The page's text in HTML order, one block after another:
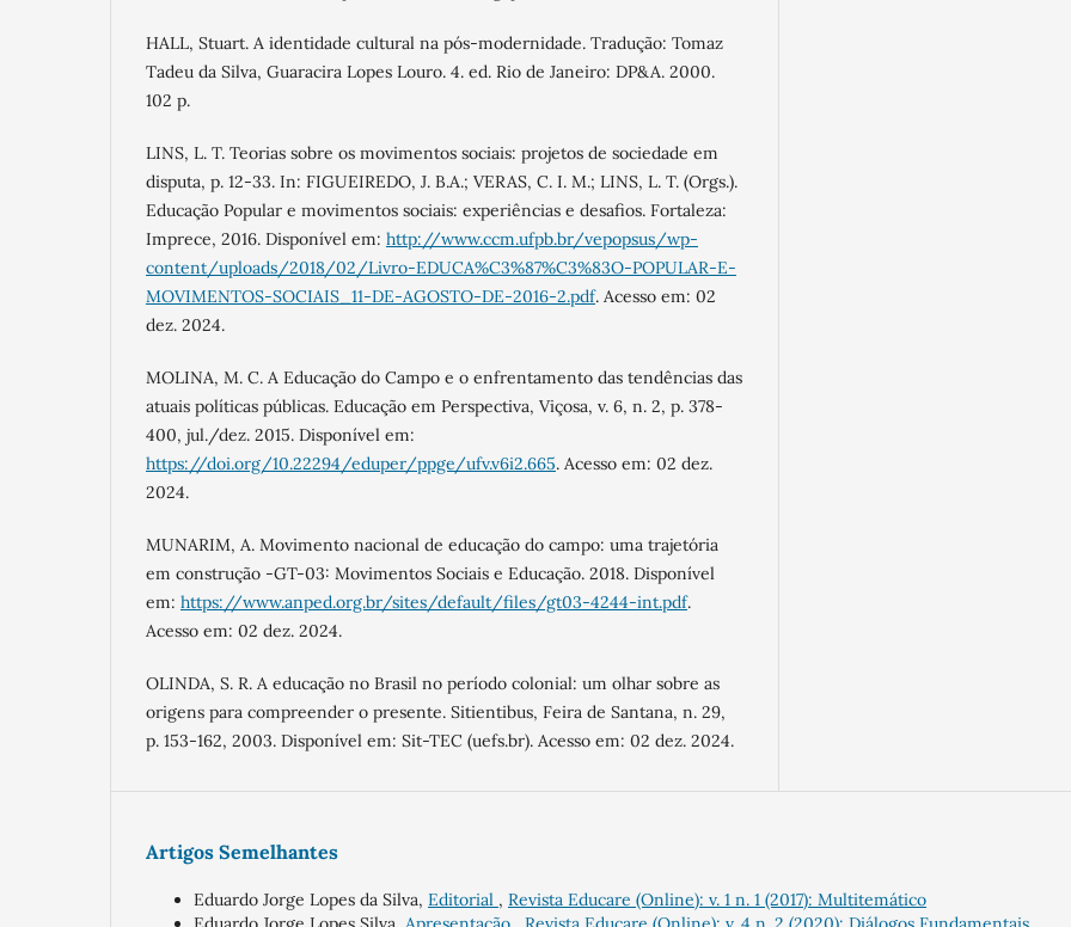
HALL, Stuart. A identidade cultural na pós-modernidade. Tradução: Tomaz
Tadeu da Silva, Guaracira Lopes Louro. 4. ed. Rio de Janeiro: DP&A. 2000.
102 p.
LINS, L. T. Teorias sobre os movimentos sociais: projetos de sociedade em
disputa, p. 12-33. In: FIGUEIREDO, J. B.A.; VERAS, C. I. M.; LINS, L. T. (Orgs.).
Educação Popular e movimentos sociais: experiências e desafios. Fortaleza:
Imprece, 2016. Disponível em: http://www.ccm.ufpb.br/vepopsus/wp-
content/uploads/2018/02/Livro-EDUCA%C3%87%C3%83O-POPULAR-E-
MOVIMENTOS-SOCIAIS_11-DE-AGOSTO-DE-2016-2.pdf. Acesso em: 02
dez. 2024.
MOLINA, M. C. A Educação do Campo e o enfrentamento das tendências das
atuais políticas públicas. Educação em Perspectiva, Viçosa, v. 6, n. 2, p. 378-
400, jul./dez. 2015. Disponível em:
https://doi.org/10.22294/eduper/ppge/ufv.v6i2.665. Acesso em: 02 dez.
2024.
MUNARIM, A. Movimento nacional de educação do campo: uma trajetória
em construção -GT-03: Movimentos Sociais e Educação. 2018. Disponível
em: https://www.anped.org.br/sites/default/files/gt03-4244-int.pdf.
Acesso em: 02 dez. 2024.
OLINDA, S. R. A educação no Brasil no período colonial: um olhar sobre as
origens para compreender o presente. Sitientibus, Feira de Santana, n. 29,
p. 153-162, 2003. Disponível em: Sit-TEC (uefs.br). Acesso em: 02 dez. 2024.
Artigos Semelhantes
Eduardo Jorge Lopes da Silva, Editorial , Revista Educare (Online): v. 1 n. 1 (2017): Multitemático